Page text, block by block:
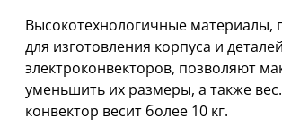
Высокотехнологичные
для изготовления корпуса и деталей
электроконвекторов, позволяют
уменьшить их размеры, а также
конвектор весит более 10 кг.